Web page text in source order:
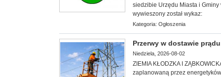
siedzibie Urzędu Miasta i
wywieszony został wykaz:
Kategoria: Ogłoszenia
Przerwy w dostawie
Niedziela, 2026-08-02
ZIEMIA KŁODZKA I
zaplanowaną przez